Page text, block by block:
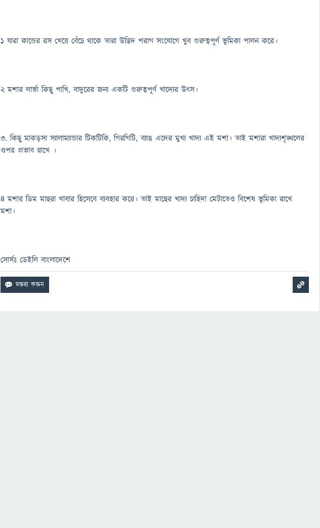
১ যারা কান্ডের রস খেয়ে বেঁচে থাকে তারা উদ্ভিদ পরাগ সংযোগে খুব গুরুত্বপূর্ণ ভূমিকা পালন করে।
২ মশার লার্ভা কিছু পাখি, বাদুরের জন্য একটি গুরুত্বপূর্ণ খাদ্যের উৎস।
৩. কিছু মাকড়সা স্যালাম্যান্ডার টিকটিকি, গিরগিটি, ব্যাঙ এদের মুখ্য খাদ্য এই মশা। তাই মশারা খাদ্যশৃঙ্খলের
ওপর প্রভাব রাখে ।
৪ মশার ডিম মাছরা খাবার হিসেবে ব্যবহার করে। তাই মাছের খাদ্য চাহিদা মেটাতেও বিশেষ ভূমিকা রাখে
মশা।
সোর্সঃ ডেইলি বাংলাদেশে